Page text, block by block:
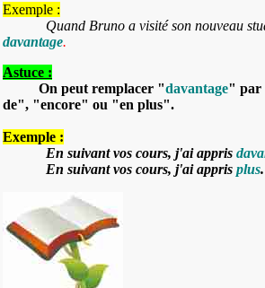
Exemple :
Quand Bruno a visité son nouveau
davantage.
Astuce :
On peut remplacer "davantage" par
de", "encore" ou "en plus".
Exemple :
En suivant vos cours, j'ai appris
En suivant vos cours, j'ai appris plus.